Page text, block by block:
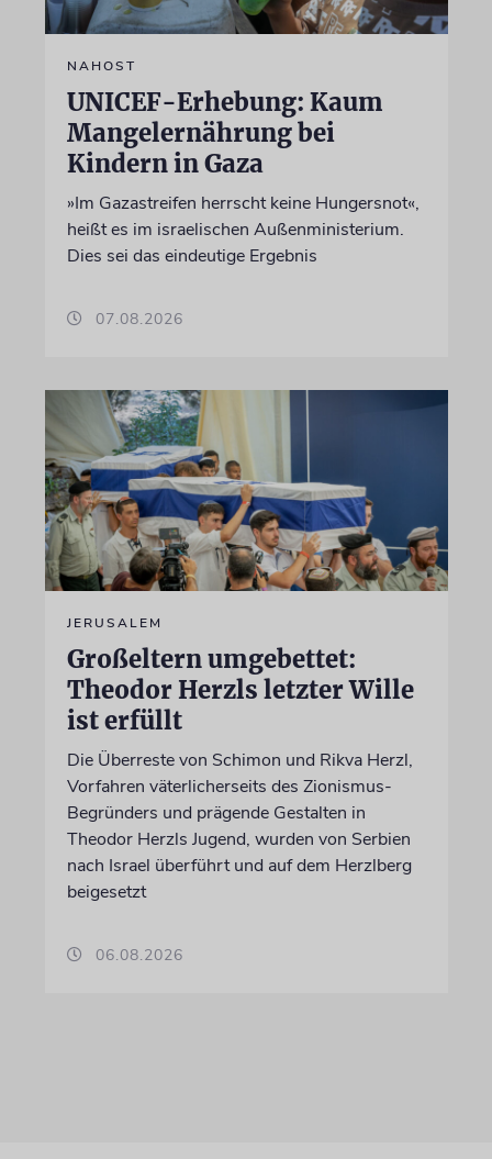
NAHOST
UNICEF-Erhebung: Kaum
Mangelernährung bei
Kindern in Gaza
»Im Gazastreifen herrscht keine Hungersnot«,
heißt es im israelischen Außenministerium.
Dies sei das eindeutige Ergebnis
07.08.2026
JERUSALEM
Großeltern umgebettet:
Theodor Herzls letzter Wille
ist erfüllt
Die Überreste von Schimon und Rikva Herzl,
Vorfahren väterlicherseits des Zionismus-
Begründers und prägende Gestalten in
Theodor Herzls Jugend, wurden von Serbien
nach Israel überführt und auf dem Herzlberg
beigesetzt
06.08.2026